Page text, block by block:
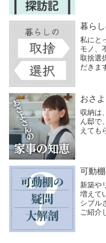
暮ら
私にと
モノ、
取捨選
だきま
おさ
収納は
ん邸で
えても
可動
新築や
増えて
シブル
ご紹介